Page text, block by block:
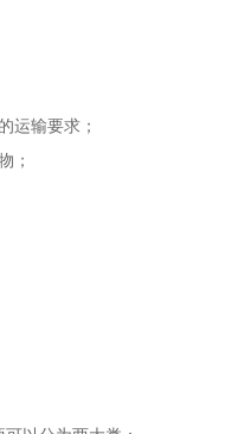
运输要求；
；